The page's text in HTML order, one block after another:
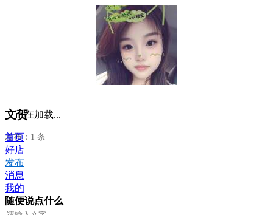
文贺
发布：1 条
正在加载...
首页
好店
发布
消息
我的
随便说点什么